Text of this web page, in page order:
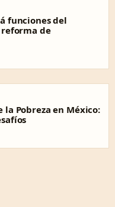
funciones del
de
la Pobreza en México: